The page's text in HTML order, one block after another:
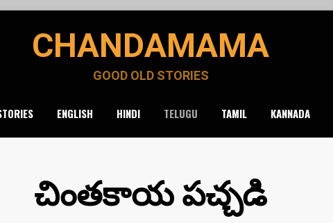
CHANDAMAMA
GOOD OLD STORIES
ENGLISH HINDI TELUGU TAMIL KANNADA
చింతకాయ పచ్చడి